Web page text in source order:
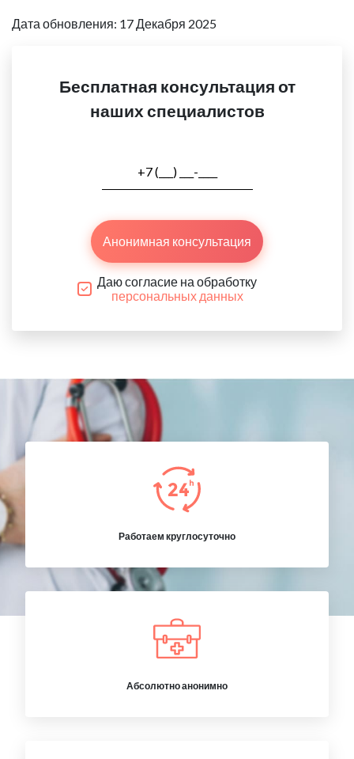
Дата обновления: 17 Декабря 2025
Бесплатная консультация от
наших специалистов
Анонимная консультация
Даю согласие на обработку
персональных данных
Работаем круглосуточно
Абсолютно анонимно